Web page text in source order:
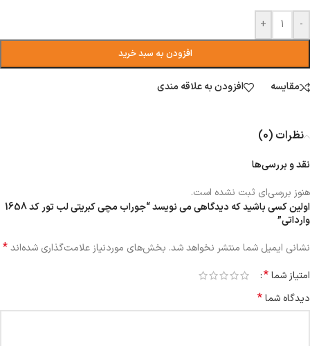
-
+
افزودن به سبد خرید
مقایسه افزودن به علاقه مندی
نظرات (0)
نقد و بررسی‌ها
هنوز بررسی‌ای ثبت نشده است.
اولین کسی باشید که دیدگاهی می نویسد “جوراب مچی کبریتی لب تور کد 1658
وارداتی”
نشانی ایمیل شما منتشر نخواهد شد. بخش‌های موردنیاز علامت‌گذاری شده‌اند*
امتیاز شما*
دیدگاه شما*